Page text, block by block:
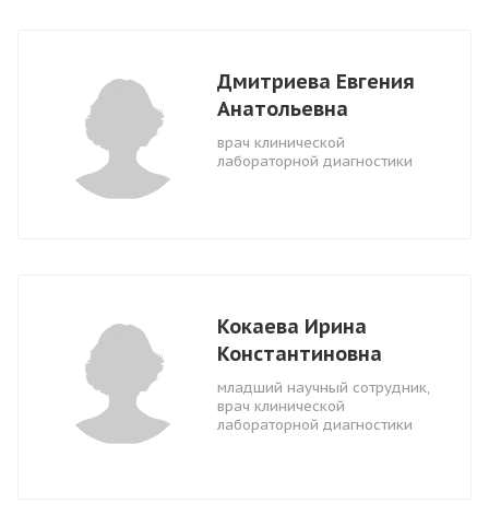
Дмитриева Евгения
Анатольевна
врач клинической
лабораторной диагностики
Кокаева Ирина
Константиновна
младший научный сотрудник,
врач клинической
лабораторной диагностики